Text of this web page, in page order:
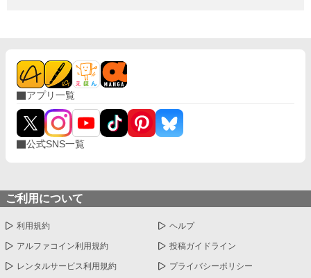
アプリ一覧
公式SNS一覧
ご利用について
利用規約 ヘルプ
アルファコイン利用規約 投稿ガイドライン
レンタルサービス利用規約 プライバシーポリシー